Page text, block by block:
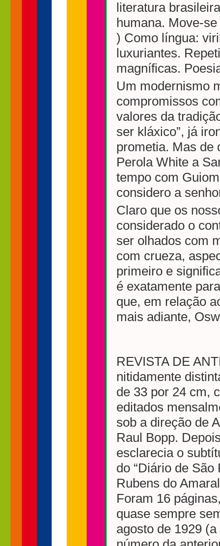
literatura
humana. Move-
) Como língua:
luxuriantes.
magníficas.
Um modernismo
compromissos
valores da
ser kláxico”, já
prometia. Mas de
Perola White a
tempo com
considero a
Claro que os
considerado o
ser olhados com
com crueza,
primeiro e
é exatamente
que, em relação
mais adiante,
REVISTA DE
nitidamente
de 33 por 24 cm,
editados
sob a direção de
Raul Bopp.
esclarecia o
do “Diário de São
Rubens do
Foram 16
quase sempre
agosto de 1929